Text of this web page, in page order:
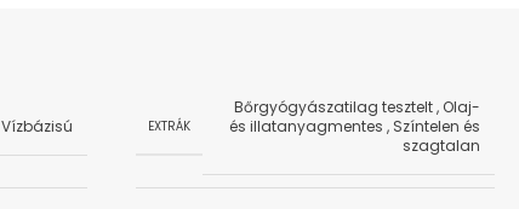
Vízbázisú EXTRÁK
Bőrgyógyászatilag tesztelt, Olaj-
és illatanyagmentes , Színtelen és
szagtalan